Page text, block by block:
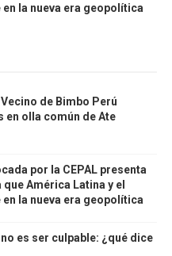
la nueva era geopolítica
de Bimbo Perú
en olla común de Ate
por la CEPAL presenta
América Latina y el
la nueva era geopolítica
es ser culpable: ¿qué dice